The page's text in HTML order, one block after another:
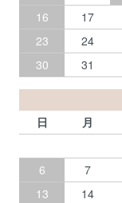
16
17
23
24
30
31
日
月
6
7
13
14